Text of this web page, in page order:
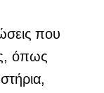
που
όπως